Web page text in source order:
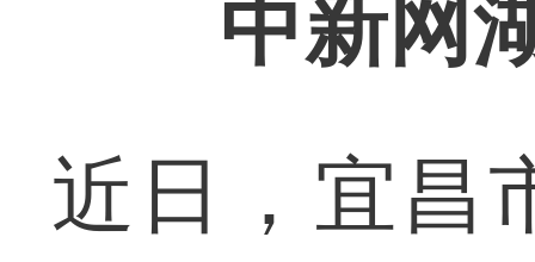
中新网
近日，宜昌